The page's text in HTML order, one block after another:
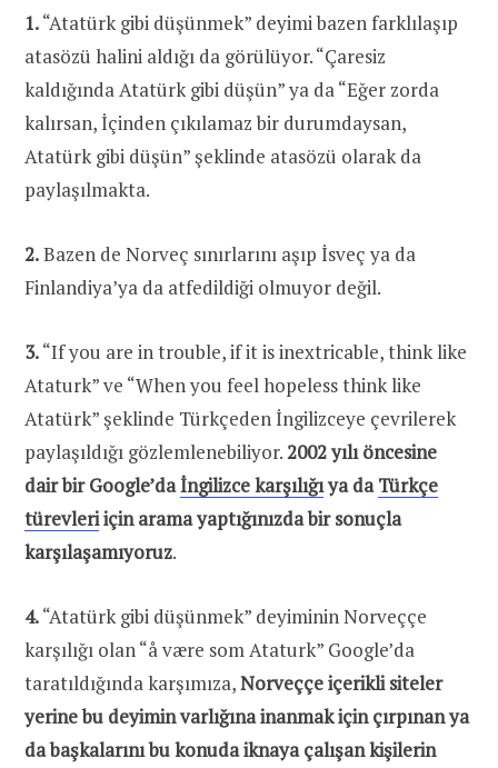
1.“Atatürk gibi düşünmek” deyimi bazen farklılaşıp
atasözü halini aldığı da görülüyor. “Çaresiz
kaldığında Atatürk gibi düşün” ya da “Eğer zorda
kalırsan, İçinden çıkılamaz bir durumdaysan,
Atatürk gibi düşün” şeklinde atasözü olarak da
paylaşılmakta.
2.Bazen de Norveç sınırlarını aşıp İsveç ya da
Finlandiya’ya da atfedildiği olmuyor değil.
3.“If you are in trouble, if it is inextricable, think like
Ataturk” ve “When you feel hopeless think like
Atatürk” şeklinde Türkçeden İngilizceye çevrilerek
paylaşıldığı gözlemlenebiliyor.2002 yılı öncesine
dair bir Google’daİngilizce karşılığıya daTürkçe
türevleriiçin arama yaptığınızda bir sonuçla
karşılaşamıyoruz.
4.“Atatürk gibi düşünmek” deyiminin Norveççe
karşılığı olan “å være som Ataturk” Google’da
taratıldığında karşımıza,Norveççe içerikli siteler
yerine bu deyimin varlığına inanmak için çırpınan ya
da başkalarını bu konuda iknaya çalışan kişilerin